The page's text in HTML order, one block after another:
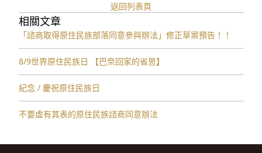
返回列表頁
相關文章
「諮商取得原住民族部落同意參與辦法」修正草案預告！！
8/9世界原住民族日 【巴奈回家的省思】
紀念 / 慶祝原住民族日
不要虛有其表的原住民族諮商同意辦法